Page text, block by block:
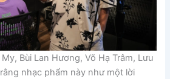
Bùi Lan Hương, Võ Hạ Trâm, Lưu
nhạc phẩm này như một lời